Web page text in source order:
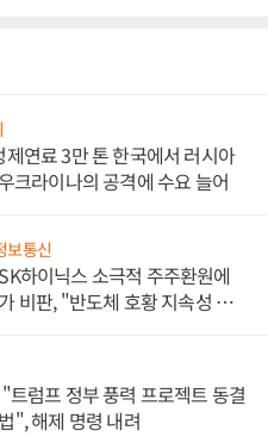
연료 3만 톤 한국에서 러시아
크라이나의 공격에 수요 늘어
보통신
하이닉스 소극적 주주환원에
비판, "반도체 호황 지속성 의
트럼프 정부 풍력 프로젝트 동결
", 해제 명령 내려